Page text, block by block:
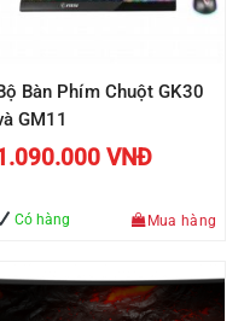
Bộ Bàn Phím Chuột GK30
GM11
VNĐ
Có hàng Mua hàng